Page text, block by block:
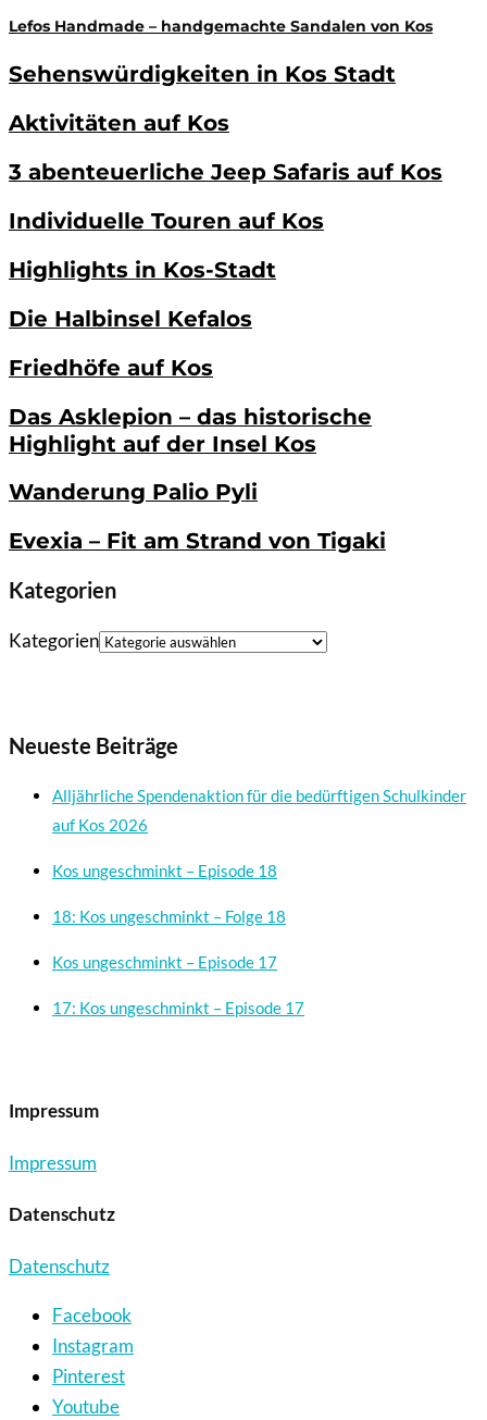
Lefos Handmade – handgemachte Sandalen von Kos
Sehenswürdigkeiten in Kos Stadt
Aktivitäten auf Kos
3 abenteuerliche Jeep Safaris auf Kos
Individuelle Touren auf Kos
Highlights in Kos-Stadt
Die Halbinsel Kefalos
Friedhöfe auf Kos
Das Asklepion – das historische
Highlight auf der Insel Kos
Wanderung Palio Pyli
Evexia – Fit am Strand von Tigaki
Kategorien
Kategorien
Neueste Beiträge
Alljährliche Spendenaktion für die bedürftigen Schulkinder
auf Kos 2026
Kos ungeschminkt – Episode 18
18: Kos ungeschminkt – Folge 18
Kos ungeschminkt – Episode 17
17: Kos ungeschminkt – Episode 17
Impressum
Impressum
Datenschutz
Datenschutz
Facebook
Instagram
Pinterest
Youtube